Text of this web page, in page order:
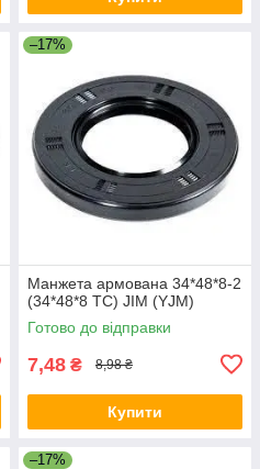
–17%
Манжета армована 34*48*8-2
(34*48*8 TC) JIM (YJM)
Готово до відправки
7,48 ₴ 8,98 ₴
Купити
–17%